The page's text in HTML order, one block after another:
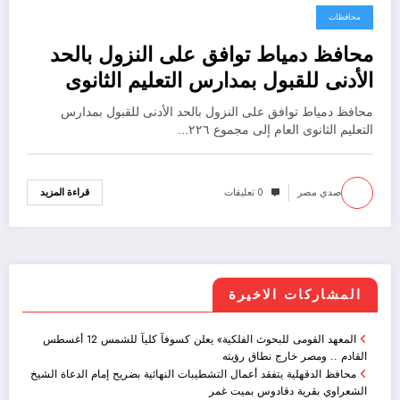
11 أغسطس، 2022
محافظات
محافظ دمياط توافق على النزول بالحد
الأدنى للقبول بمدارس التعليم الثانوى
العام إلى مجموع ٢٢٦ درجة
محافظ دمياط توافق على النزول بالحد الأدنى للقبول بمدارس
التعليم الثانوى العام إلى مجموع ٢٢٦…
صدي مصر 0 تعليقات قراءة المزيد
المشاركات الاخيرة
المعهد القومى للبحوث الفلكية» يعلن كسوفآ كليآ للشمس 12 أغسطس
القادم .. ومصر خارج نطاق رؤيته
محافظ الدقهلية يتفقد أعمال التشطيبات النهائية بضريح إمام الدعاة الشيخ
الشعراوي بقرية دقادوس بميت غمر